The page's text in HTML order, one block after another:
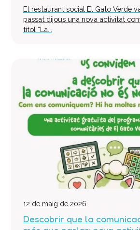
El restaurant social El Gato Verde
passat dijous una nova activitat
títol “La...
12 de maig de 2026
Descobrir que la